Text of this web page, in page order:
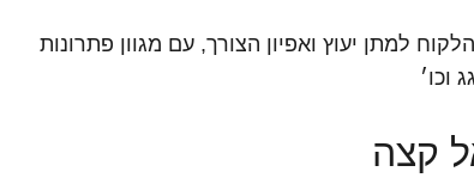
למתן יעוץ ואפיון הצורך, עם מגוון פתרונות
וכו׳
קצה